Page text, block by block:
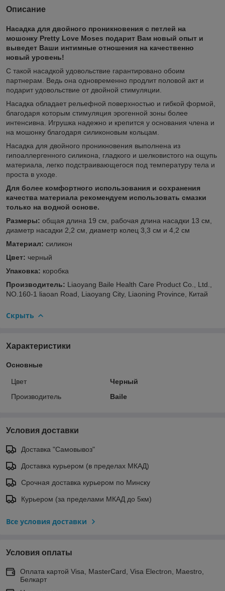
Описание
Насадка для двойного проникновения с петлей на
мошонку Pretty Love Moses подарит Вам новый опыт и
выведет Ваши интимные отношения на качественно
новый уровень!
С такой насадкой удовольствие гарантировано обоим
партнерам. Ведь она одновременно продлит половой акт и
подарит удовольствие от двойной стимуляции.
Насадка обладает рельефной поверхностью и гибкой формой,
благодаря которым стимуляция эрогенной зоны более
интенсивна. Игрушка надежно и крепится у основания члена и
на мошонку благодаря силиконовым кольцам.
Насадка для двойного проникновения выполнена из
гипоаллергенного силикона, гладкого и шелковистого на ощупь
материала, легко подстраивающегося под температуру тела и
проста в уходе.
Для более комфортного использования и сохранения
качества материала рекомендуем использовать смазки
только на водной основе.
Размеры: общая длина 19 см, рабочая длина насадки 13 см,
диаметр насадки 2,2 см, диаметр колец 3,3 см и 4,2 см
Материал: силикон
Цвет: черный
Упаковка: коробка
Производитель: Liaoyang Baile Health Care Product Co., Ltd.,
NO.160-1 liaoan Road, Liaoyang City, Liaoning Province, Китай
Скрыть
Характеристики
Основные
Цвет
Черный
Производитель
Baile
Условия доставки
Доставка "Самовывоз"
Доставка курьером (в пределах МКАД)
Срочная доставка курьером по Минску
Курьером (за пределами МКАД до 5км)
Все условия доставки
Условия оплаты
Оплата картой Visa, MasterCard, Visa Electron, Maestro,
Белкарт